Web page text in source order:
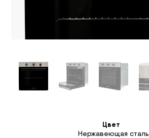
Цвет
Нержавеющая сталь